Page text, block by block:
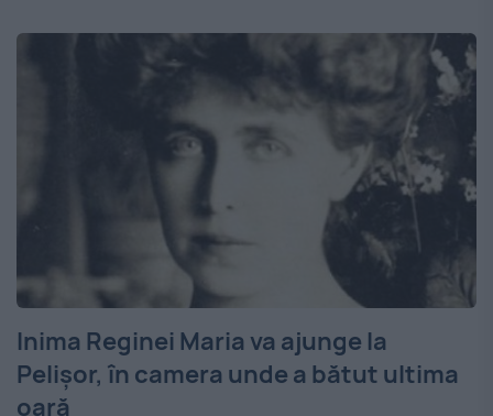
Inima Reginei Maria va ajunge la
Pelișor, în camera unde a bătut ultima
oară